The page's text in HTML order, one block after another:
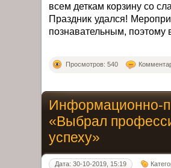
всем деткам корзину со
Праздник удался!
познавательным, поэтому
Просмотров: 540
Информационно-
«Выбрал
успеху»
Дата: 30-10-2019, 15:19